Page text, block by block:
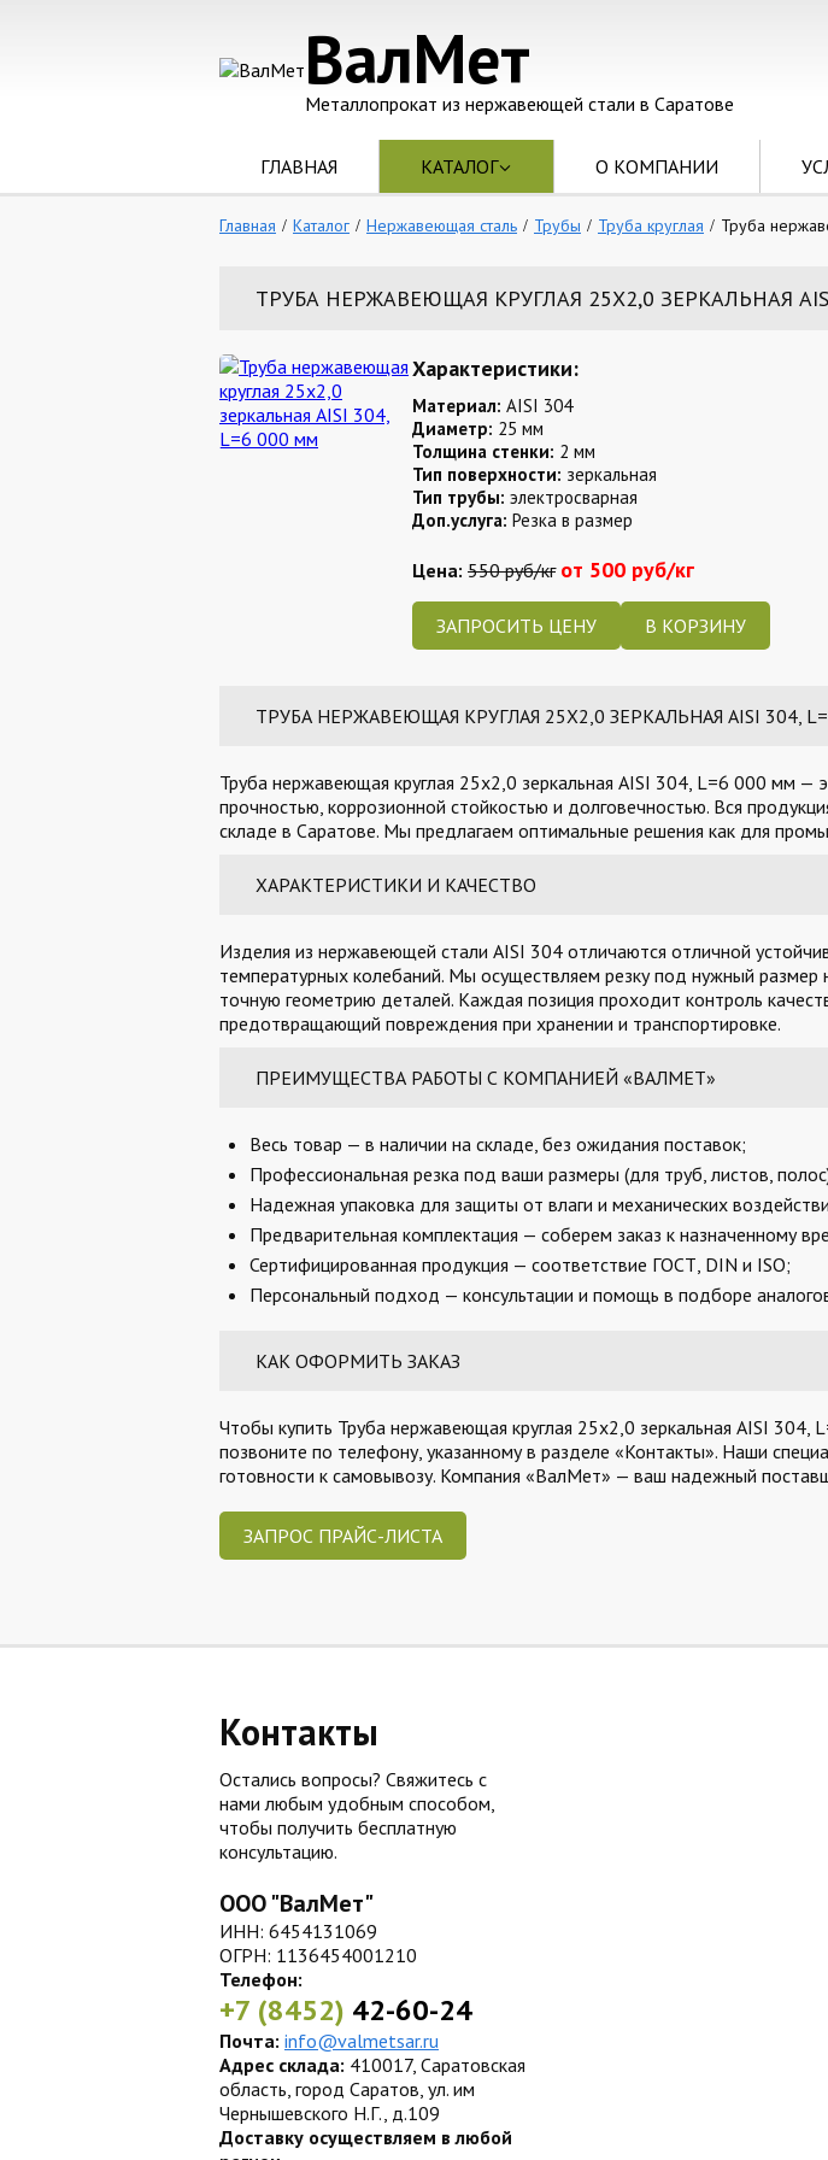
ВалМет
Металлопрокат из нержавеющей стали в Саратове
ГЛАВНАЯ КАТАЛОГ О КОМПАНИИ
Главная Каталог Нержавеющая сталь Трубы Труба круглая Труба
ТРУБА НЕРЖАВЕЮЩАЯ КРУГЛАЯ 25Х2,0 ЗЕРКАЛЬНАЯ
Характеристики:
Материал: AISI 304
Диаметр: 25 мм
Толщина стенки: 2 мм
Тип поверхности: зеркальная
Тип трубы: электросварная
Доп.услуга: Резка в размер
Цена: 550 руб/кг от 500 руб/кг
ЗАПРОСИТЬ ЦЕНУ
ТРУБА НЕРЖАВЕЮЩАЯ КРУГЛАЯ 25Х2,0 ЗЕРКАЛЬНАЯ AISI 304,
Труба нержавеющая круглая 25х2,0 зеркальная AISI 304, L=6 000 мм —
прочностью, коррозионной стойкостью и долговечностью. Вся
складе в Саратове. Мы предлагаем оптимальные решения как для
ХАРАКТЕРИСТИКИ И КАЧЕСТВО
Изделия из нержавеющей стали AISI 304 отличаются отличной
температурных колебаний. Мы осуществляем резку под нужный
точную геометрию деталей. Каждая позиция проходит контроль
предотвращающий повреждения при хранении и транспортировке.
ПРЕИМУЩЕСТВА РАБОТЫ С КОМПАНИЕЙ «ВАЛМЕТ»
Весь товар — в наличии на складе, без ожидания поставок;
Профессиональная резка под ваши размеры (для труб, листов,
Надежная упаковка для защиты от влаги и механических
Предварительная комплектация — соберем заказ к назначенному
Сертифицированная продукция — соответствие ГОСТ, DIN и ISO;
Персональный подход — консультации и помощь в подборе
КАК ОФОРМИТЬ ЗАКАЗ
Чтобы купить Труба нержавеющая круглая 25х2,0 зеркальная AISI 304,
позвоните по телефону, указанному в разделе «Контакты». Наши
готовности к самовывозу. Компания «ВалМет» — ваш надежный
ЗАПРОС ПРАЙС-ЛИСТА
Контакты
Остались вопросы? Свяжитесь с
нами любым удобным способом,
чтобы получить бесплатную
консультацию.
ООО "ВалМет"
ИНН: 6454131069
ОГРН: 1136454001210
Телефон:
+7 (8452) 42-60-24
Почта: info@valmetsar.ru
Адрес склада: 410017, Саратовская
область, город Саратов, ул. им
Чернышевского Н.Г., д.109
Доставку осуществляем в любой